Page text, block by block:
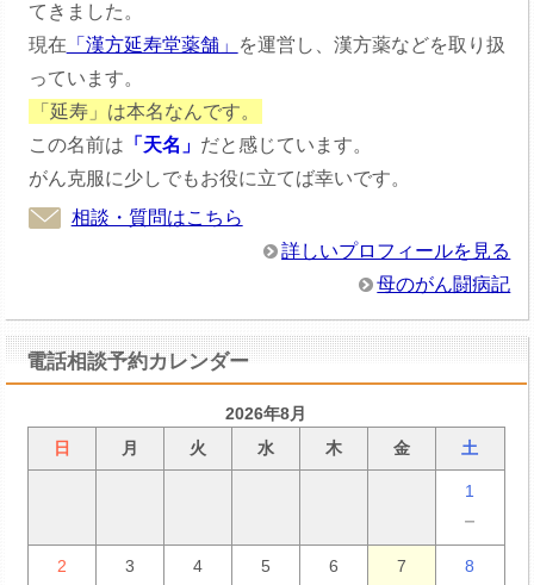
てきました。
現在 「漢方延寿堂薬舗」
を運営し、漢方薬などを取り扱
っています。
「延寿」は本名なんです。
この名前は 「天名」 だと感じています。
がん克服に少しでもお役に立てば幸いです。
相談・質問はこちら
詳しいプロフィールを見る
母のがん闘病記
電話相談予約カレンダー
2026年8月
日
月 火 水 木 金 土
1
－
2 3 4 5 6 7 8